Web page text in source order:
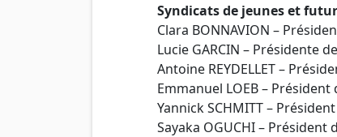
Syndicats de jeunes et
Clara BONNAVION –
Lucie GARCIN – Présidente
Antoine REYDELLET –
Emmanuel LOEB – Président
Yannick SCHMITT –
Sayaka OGUCHI – Président